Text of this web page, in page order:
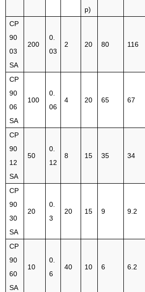
p)
CP
90
03
SA
200
0.
03
2 20 80 116
CP
90
06
SA
100
0.
06
4 20 65 67
CP
90
12
SA
50
0.
12
8 15 35 34
CP
90
30
SA
20
0.
3
20 15 9 9.2
CP
90
60
SA
10
0.
6
40 10 6 6.2